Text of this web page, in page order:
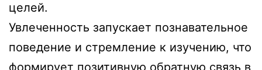
целей.
Увлеченность запускает познавательное
поведение и стремление к изучению, что
формирует позитивную обратную связь в